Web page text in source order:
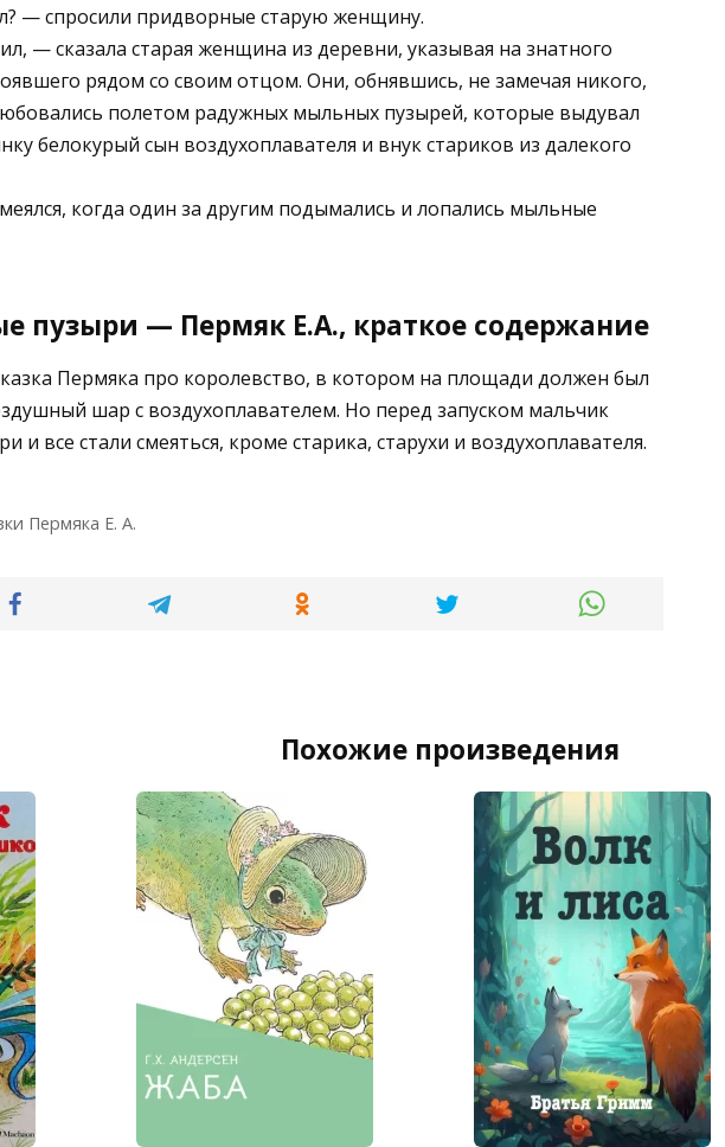
— спросили придворные старую женщину.
— сказала старая женщина из деревни, указывая на знатного
рядом со своим отцом. Они, обнявшись, не замечая никого,
полетом радужных мыльных пузырей, которые выдувал
белокурый сын воздухоплавателя и внук стариков из далекого
когда один за другим подымались и лопались мыльные
пузыри — Пермяк Е.А., краткое содержание
Пермяка про королевство, в котором на площади должен был
шар с воздухоплавателем. Но перед запуском мальчик
и все стали смеяться, кроме старика, старухи и воздухоплавателя.
Пермяка Е. А.
Похожие произведения